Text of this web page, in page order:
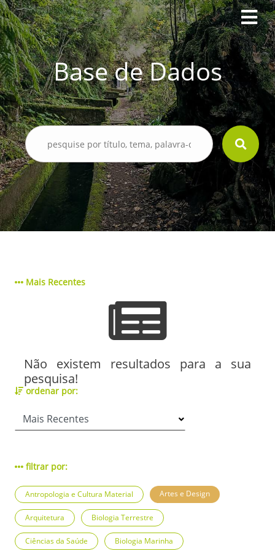
Base de Dados
Mais Recentes
Não existem resultados para a sua
pesquisa!
ordenar por:
filtrar por:
Antropologia e Cultura Material Artes e Design
Arquitetura Biologia Terrestre
Ciências da Saúde Biologia Marinha